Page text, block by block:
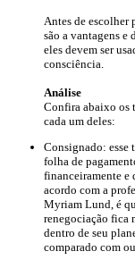
Antes de escolher
são a vantagens e
eles devem ser
consciência.
Análise
Confira abaixo os
cada um deles:
Consignado: esse
folha de
financeiramente e
acordo com a
Myriam Lund, é
renegociação fica
dentro de seu
comparado com